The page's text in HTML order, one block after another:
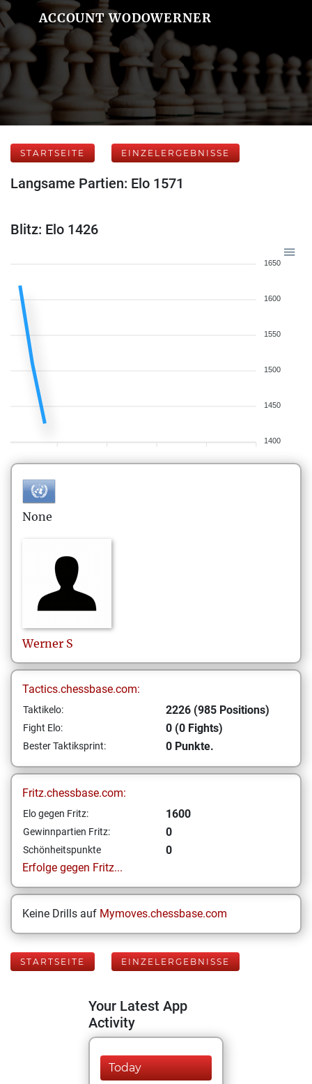
ACCOUNT WODOWERNER
STARTSEITE EINZELERGEBNISSE
Langsame Partien: Elo 1571
Blitz: Elo 1426
1650
1600
1550
1500
1450
1400
None
Werner S
Tactics.chessbase.com:
Taktikelo: 2226 (985 Positions)
Fight Elo: 0 (0 Fights)
Bester Taktiksprint: 0 Punkte.
Fritz.chessbase.com:
Elo gegen Fritz: 1600
Gewinnpartien Fritz: 0
Schönheitspunkte
0
Erfolge gegen Fritz...
Keine Drills auf Mymoves.chessbase.com
STARTSEITE EINZELERGEBNISSE
Your Latest App
Activity
Today